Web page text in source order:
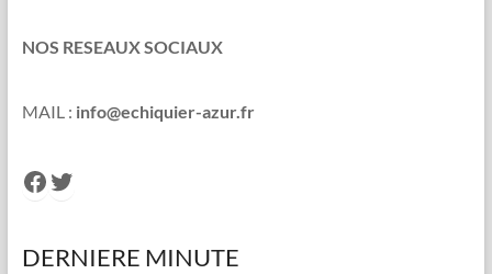
NOS RESEAUX SOCIAUX
MAIL : info@echiquier-azur.fr
Facebook
Twitter
DERNIERE MINUTE